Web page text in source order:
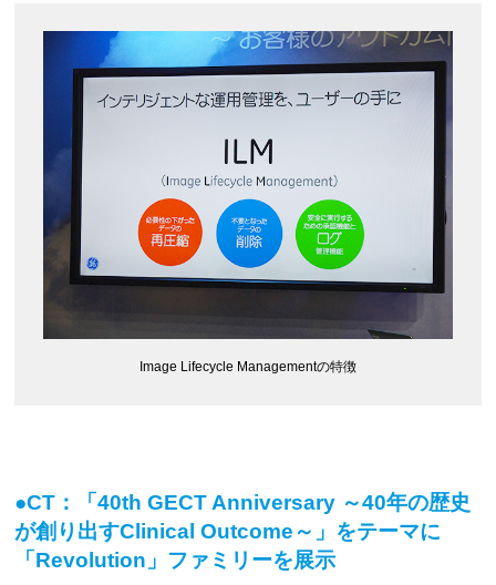
Image Lifecycle Managementの特徴
●CT：「40th GECT Anniversary ～40年の歴史
が創り出すClinical Outcome～」をテーマに
「Revolution」ファミリーを展示